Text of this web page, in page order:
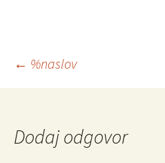
Krmarjenje
po
prispevkih
← %naslov
Dodaj odgovor